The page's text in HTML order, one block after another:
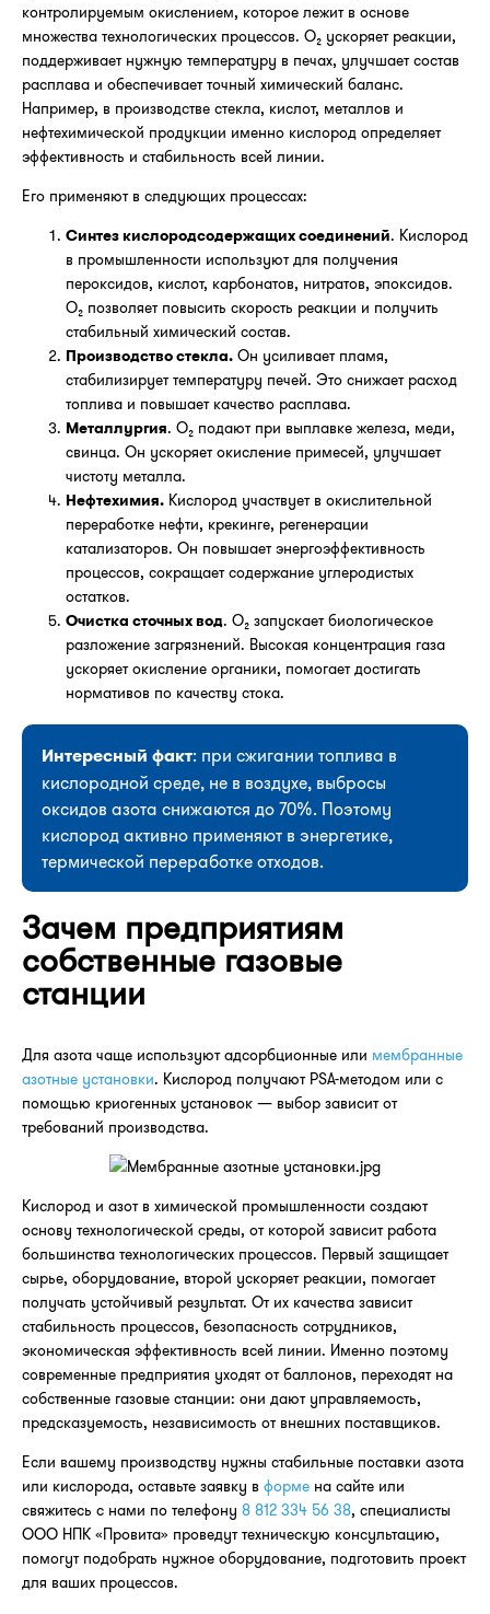
контролируемым окислением, которое лежит в основе
множества технологических процессов. O₂ ускоряет реакции,
поддерживает нужную температуру в печах, улучшает состав
расплава и обеспечивает точный химический баланс.
Например, в производстве стекла, кислот, металлов и
нефтехимической продукции именно кислород определяет
эффективность и стабильность всей линии.
Его применяют в следующих процессах:
Синтез кислородсодержащих соединений. Кислород
в промышленности используют для получения
пероксидов, кислот, карбонатов, нитратов, эпоксидов.
O₂ позволяет повысить скорость реакции и получить
стабильный химический состав.
Производство стекла. Он усиливает пламя,
стабилизирует температуру печей. Это снижает расход
топлива и повышает качество расплава.
Металлургия. O₂ подают при выплавке железа, меди,
свинца. Он ускоряет окисление примесей, улучшает
чистоту металла.
Нефтехимия. Кислород участвует в окислительной
переработке нефти, крекинге, регенерации
катализаторов. Он повышает энергоэффективность
процессов, сокращает содержание углеродистых
остатков.
Очистка сточных вод. O₂ запускает биологическое
разложение загрязнений. Высокая концентрация газа
ускоряет окисление органики, помогает достигать
нормативов по качеству стока.
Интересный факт: при сжигании топлива в
кислородной среде, не в воздухе, выбросы
оксидов азота снижаются до 70%. Поэтому
кислород активно применяют в энергетике,
термической переработке отходов.
Зачем предприятиям
собственные газовые
станции
Для азота чаще используют адсорбционные или мембранные
азотные установки. Кислород получают PSA-методом или с
помощью криогенных установок — выбор зависит от
требований производства.
Кислород и азот в химической промышленности создают
основу технологической среды, от которой зависит работа
большинства технологических процессов. Первый защищает
сырье, оборудование, второй ускоряет реакции, помогает
получать устойчивый результат. От их качества зависит
стабильность процессов, безопасность сотрудников,
экономическая эффективность всей линии. Именно поэтому
современные предприятия уходят от баллонов, переходят на
собственные газовые станции: они дают управляемость,
предсказуемость, независимость от внешних поставщиков.
Если вашему производству нужны стабильные поставки азота
или кислорода, оставьте заявку в форме на сайте или
свяжитесь с нами по телефону 8 812 334 56 38, специалисты
ООО НПК «Провита» проведут техническую консультацию,
помогут подобрать нужное оборудование, подготовить проект
для ваших процессов.